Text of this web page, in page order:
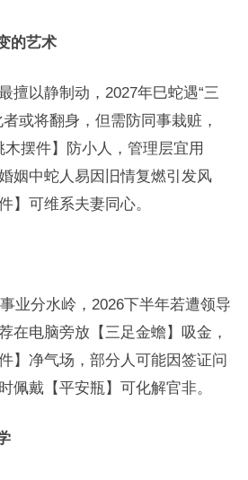
的艺术
擅以静制动，2027年巳蛇遇“三
或将翻身，但需防同事栽赃，
摆件】防小人，管理层宜用
姻中蛇人易因旧情复燃引发风
】可维系夫妻同心。
业分水岭，2026下半年若遭领导
在电脑旁放【三足金蟾】吸金，
】净气场，部分人可能因签证问
佩戴【平安瓶】可化解官非。